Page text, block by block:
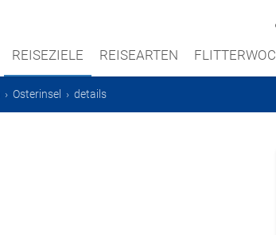
REISEZIELE REISEARTEN
› Osterinsel › details